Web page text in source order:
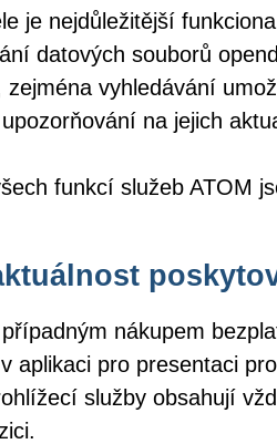
je nejdůležitější
datových souborů
zejména vyhledávání
na jejich
funkcí služeb ATOM
nákupem
aplikaci pro presentaci
služby obsahují